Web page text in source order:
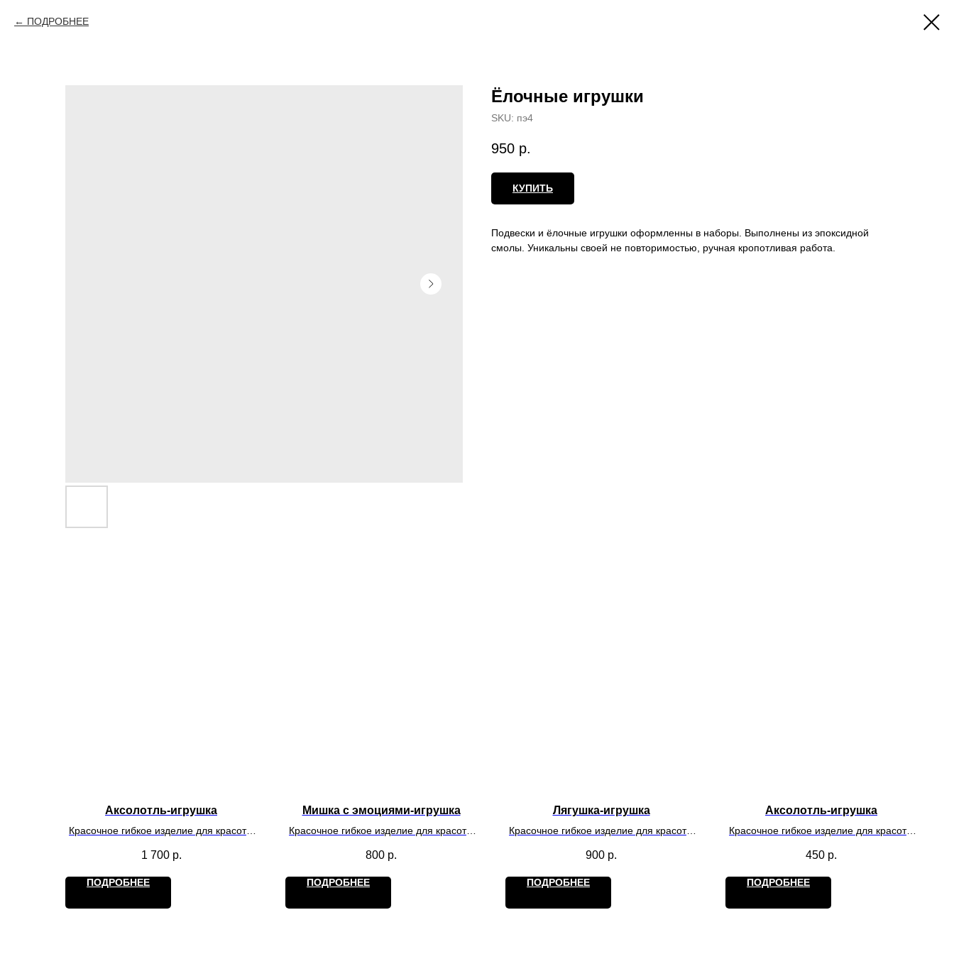
ПОДРОБНЕЕ
Ёлочные игрушки
SKU: пэ4
950 р.
КУПИТЬ
Подвески и ёлочные игрушки оформленны в наборы. Выполнены из эпоксидной
смолы. Уникальны своей не повторимостью, ручная кропотливая работа.
Аксолотль-игрушка
Красочное гибкое изделие для красоты
антистресс.
1 700 р.
ПОДРОБНЕЕ
Мишка с эмоциями-игрушка
Красочное гибкое изделие для красоты
антистресс.
800 р.
ПОДРОБНЕЕ
Лягушка-игрушка
Красочное гибкое изделие для красоты
антистресс.
900 р.
ПОДРОБНЕЕ
Аксолотль-игрушка
Красочное гибкое изделие для красоты
антистресс.
450 р.
ПОДРОБНЕЕ